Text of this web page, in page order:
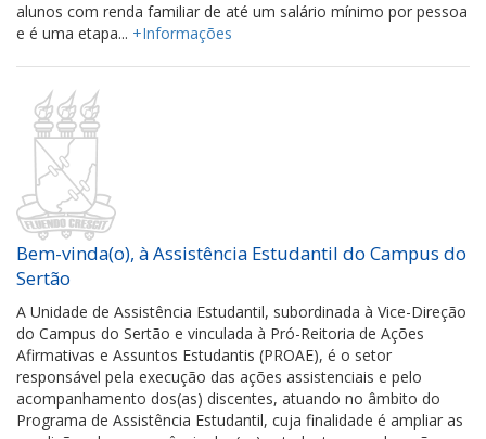
alunos com renda familiar de até um salário mínimo por pessoa
e é uma etapa... +Informações
Bem-vinda(o), à Assistência Estudantil do Campus do
Sertão
A Unidade de Assistência Estudantil, subordinada à Vice-Direção
do Campus do Sertão e vinculada à Pró-Reitoria de Ações
Afirmativas e Assuntos Estudantis (PROAE), é o setor
responsável pela execução das ações assistenciais e pelo
acompanhamento dos(as) discentes, atuando no âmbito do
Programa de Assistência Estudantil, cuja finalidade é ampliar as